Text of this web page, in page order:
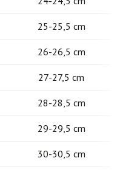
25-25,5 cm
26-26,5 cm
27-27,5 cm
28-28,5 cm
29-29,5 cm
30-30,5 cm